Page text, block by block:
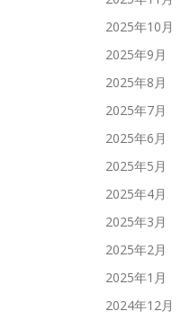
2025年10月
2025年9月
2025年8月
2025年7月
2025年6月
2025年5月
2025年4月
2025年3月
2025年2月
2025年1月
2024年12月